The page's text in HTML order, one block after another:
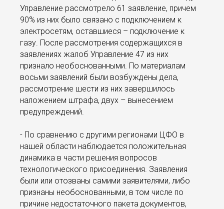
Управление рассмотрело 61 заявление, причем
90% из них было связано с подключением к
электросетям, оставшиеся – подключение к
газу. После рассмотрения содержащихся в
заявлениях жалоб Управление 47 из них
признало необоснованными. По материалам
восьми заявлений были возбуждены дела,
рассмотрение шести из них завершилось
наложением штрафа, двух – вынесением
предупреждений.
- По сравнению с другими регионами ЦФО в
нашей области наблюдается положительная
динамика в части решения вопросов
технологического присоединения. Заявления
были или отозваны самими заявителями, либо
признаны необоснованными, в том числе по
причине недостаточного пакета документов,